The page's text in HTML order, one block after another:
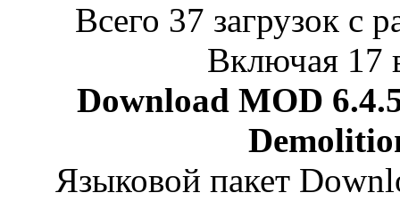
Всего 37 загрузок с
Включая 17
Download MOD
Языковой пакет